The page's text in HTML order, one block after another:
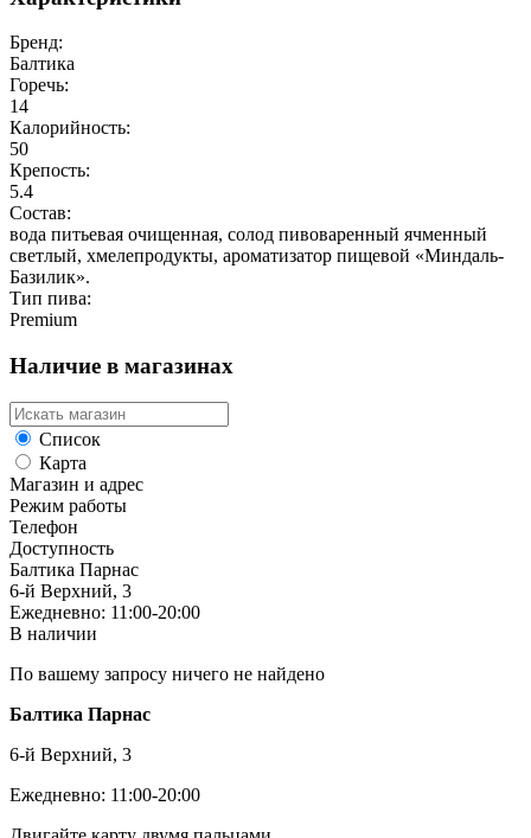
Бренд:
Балтика
Горечь:
14
Калорийность:
50
Крепость:
5.4
Состав:
вода питьевая очищенная, солод пивоваренный ячменный
светлый, хмелепродукты, ароматизатор пищевой «Миндаль-
Базилик».
Тип пива:
Premium
Наличие в магазинах
Список
Карта
Магазин и адрес
Режим работы
Телефон
Доступность
Балтика Парнас
6-й Верхний, 3
Ежедневно: 11:00-20:00
В наличии
По вашему запросу ничего не найдено
Балтика Парнас
6-й Верхний, 3
Ежедневно: 11:00-20:00